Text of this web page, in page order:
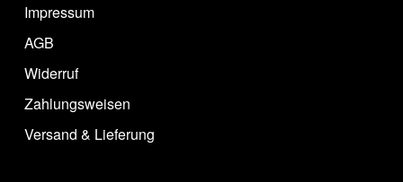
Impressum
AGB
Widerruf
Zahlungsweisen
Versand & Lieferung